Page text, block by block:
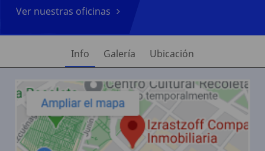
Ver nuestras oficinas
Info Galería Ubicación